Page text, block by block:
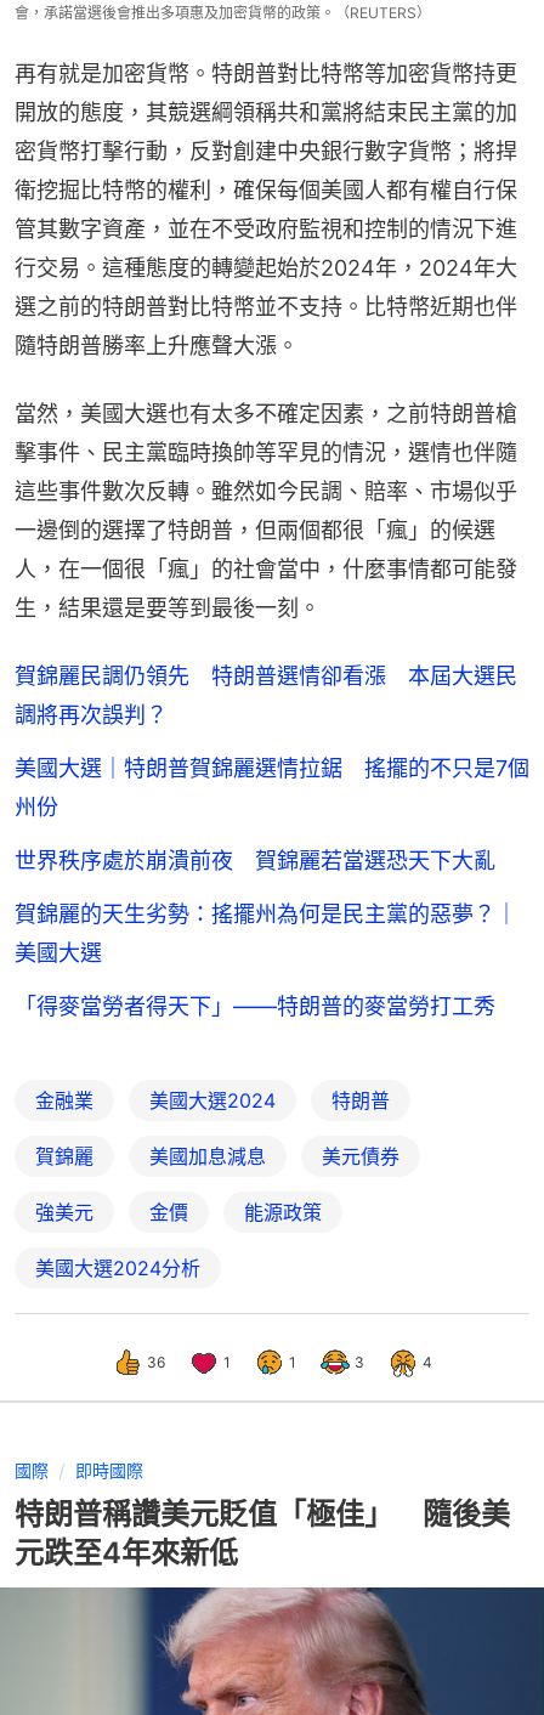
會，承諾當選後會推出多項惠及加密貨幣的政策。（REUTERS）
再有就是加密貨幣。特朗普對比特幣等加密貨幣持更
開放的態度，其競選綱領稱共和黨將結束民主黨的加
密貨幣打擊行動，反對創建中央銀行數字貨幣；將捍
衛挖掘比特幣的權利，確保每個美國人都有權自行保
管其數字資產，並在不受政府監視和控制的情況下進
行交易。這種態度的轉變起始於2024年，2024年大
選之前的特朗普對比特幣並不支持。比特幣近期也伴
隨特朗普勝率上升應聲大漲。
當然，美國大選也有太多不確定因素，之前特朗普槍
擊事件、民主黨臨時換帥等罕見的情況，選情也伴隨
這些事件數次反轉。雖然如今民調、賠率、市場似乎
一邊倒的選擇了特朗普，但兩個都很「瘋」的候選
人，在一個很「瘋」的社會當中，什麼事情都可能發
生，結果還是要等到最後一刻。
賀錦麗民調仍領先 特朗普選情卻看漲 本屆大選民
調將再次誤判？
美國大選｜特朗普賀錦麗選情拉鋸 搖擺的不只是7個
州份
世界秩序處於崩潰前夜 賀錦麗若當選恐天下大亂
賀錦麗的天生劣勢：搖擺州為何是民主黨的惡夢？｜
美國大選
「得麥當勞者得天下」——特朗普的麥當勞打工秀
金融業 美國大選2024 特朗普
賀錦麗 美國加息減息 美元債券
強美元 金價 能源政策
美國大選2024分析
36 1 1 3 4
國際 即時國際
特朗普稱讚美元貶值「極佳」 隨後美
元跌至4年來新低